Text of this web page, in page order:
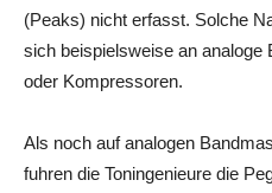
(Peaks) nicht erfasst. Solche
sich beispielsweise an
oder Kompressoren.
Als noch auf analogen
fuhren die Toningenieure die